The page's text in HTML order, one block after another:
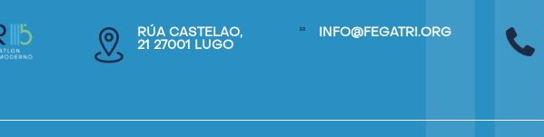
RÚA CASTELAO,
21 27001 LUGO
INFO@FEGATRI.ORG